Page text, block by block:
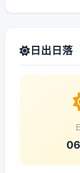
日出日落